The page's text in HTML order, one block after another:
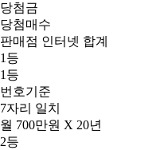
당첨금
당첨매수
판매점 인터넷 합계
1등
1등
번호기준
7자리 일치
월 700만원 X 20년
2등